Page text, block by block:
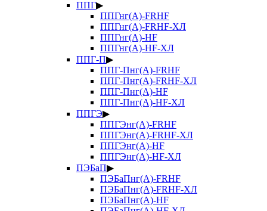
ППГ▶
ППГнг(А)-FRHF
ППГнг(А)-FRHF-ХЛ
ППГнг(А)-HF
ППГнг(А)-HF-ХЛ
ППГ-П▶
ППГ-Пнг(А)-FRHF
ППГ-Пнг(А)-FRHF-ХЛ
ППГ-Пнг(А)-HF
ППГ-Пнг(А)-HF-ХЛ
ППГЭ▶
ППГЭнг(А)-FRHF
ППГЭнг(А)-FRHF-ХЛ
ППГЭнг(А)-HF
ППГЭнг(А)-HF-ХЛ
ПЭБаП▶
ПЭБаПнг(А)-FRHF
ПЭБаПнг(А)-FRHF-ХЛ
ПЭБаПнг(А)-HF